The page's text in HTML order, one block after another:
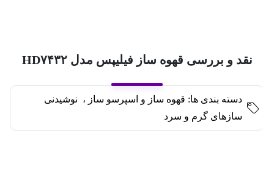
نقد و بررسی قهوه ساز فیلیپس مدل HD۷۴۳۲
دسته بندی ها: قهوه ساز و اسپرسو ساز ،
نوشیدنی
سازهای گرم و سرد